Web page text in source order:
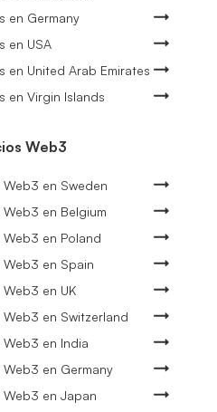
en Germany
en USA
en United Arab Emirates
en Virgin Islands
Web3
en Sweden
en Belgium
en Poland
en Spain
en UK
en Switzerland
en India
en Germany
en Japan